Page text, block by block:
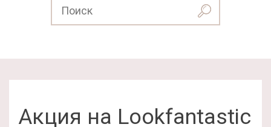
Акция на Lookfantastic